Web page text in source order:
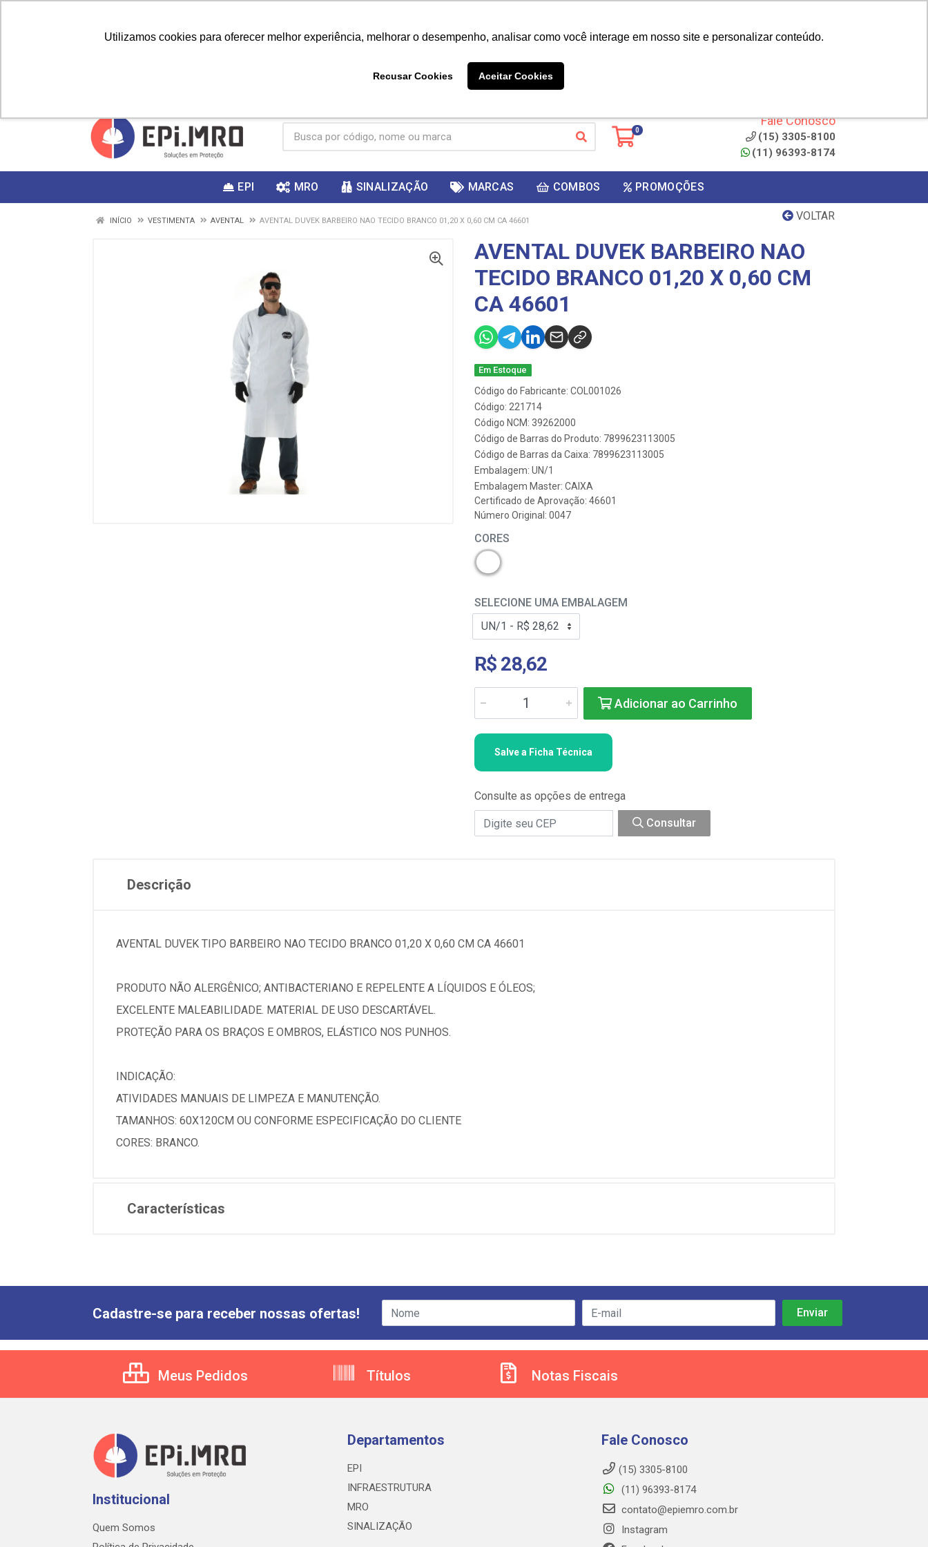
Utilizamos cookies para oferecer melhor experiência, melhorar o desempenho, analisar como você interage em nosso site e personalizar conteúdo.
Recusar Cookies Aceitar Cookies
ganhar
0
Fale Conosco
(15) 3305-8100
(11) 96393-8174
EPI MRO SINALIZAÇÃO MARCAS COMBOS PROMOÇÕES
VOLTAR
INÍCIO VESTIMENTA AVENTAL AVENTAL DUVEK BARBEIRO NAO TECIDO BRANCO 01,20 X 0,60 CM CA 46601
AVENTAL DUVEK BARBEIRO NAO
TECIDO BRANCO 01,20 X 0,60 CM
CA 46601
Em Estoque
Código do Fabricante: COL001026
Código: 221714
Código NCM: 39262000
Código de Barras do Produto: 7899623113005
Código de Barras da Caixa: 7899623113005
Embalagem: UN/1
Embalagem Master: CAIXA
Certificado de Aprovação: 46601
Número Original: 0047
CORES
SELECIONE UMA EMBALAGEM
R$ 28,62
Adicionar ao Carrinho
Salve a Ficha Técnica
Consulte as opções de entrega
Consultar
Descrição
AVENTAL DUVEK TIPO BARBEIRO NAO TECIDO BRANCO 01,20 X 0,60 CM CA 46601
PRODUTO NÃO ALERGÊNICO; ANTIBACTERIANO E REPELENTE A LÍQUIDOS E ÓLEOS;
EXCELENTE MALEABILIDADE. MATERIAL DE USO DESCARTÁVEL.
PROTEÇÃO PARA OS BRAÇOS E OMBROS, ELÁSTICO NOS PUNHOS.
INDICAÇÃO:
ATIVIDADES MANUAIS DE LIMPEZA E MANUTENÇÃO.
TAMANHOS: 60X120CM OU CONFORME ESPECIFICAÇÃO DO CLIENTE
CORES: BRANCO.
Características
Cadastre-se para receber nossas ofertas!
Meus Pedidos Títulos Notas Fiscais
Institucional
Quem Somos
Departamentos
EPI
INFRAESTRUTURA
MRO
SINALIZAÇÃO
Fale Conosco
(15) 3305-8100
(11) 96393-8174
contato@epiemro.com.br
Instagram